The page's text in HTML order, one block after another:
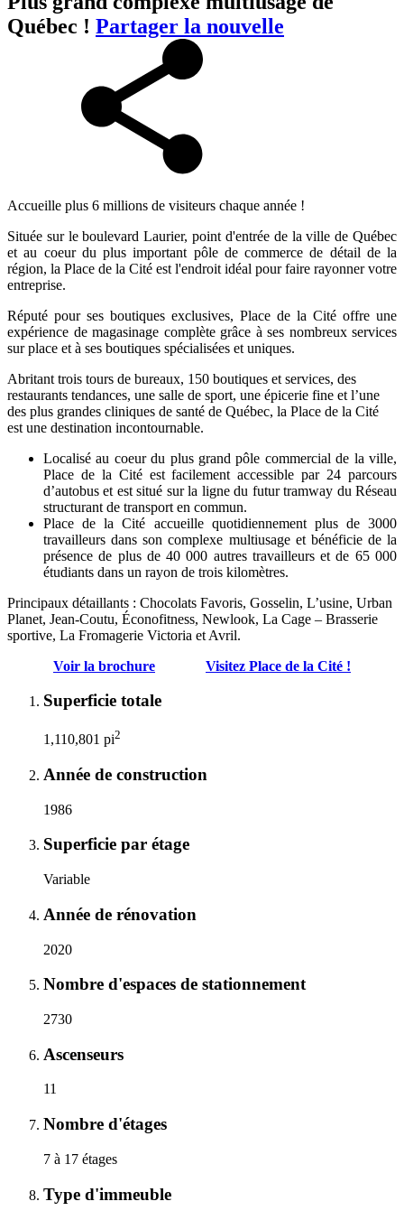
Québec ! Partager la nouvelle
Accueille plus 6 millions de visiteurs chaque année !
Située sur le boulevard Laurier, point d'entrée de la ville de Québec
et au coeur du plus important pôle de commerce de détail de la
région, la Place de la Cité est l'endroit idéal pour faire rayonner votre
entreprise.
Réputé pour ses boutiques exclusives, Place de la Cité offre une
expérience de magasinage complète grâce à ses nombreux services
sur place et à ses boutiques spécialisées et uniques.
Abritant trois tours de bureaux, 150 boutiques et services, des
restaurants tendances, une salle de sport, une épicerie fine et l’une
des plus grandes cliniques de santé de Québec, la Place de la Cité
est une destination incontournable.
Localisé au coeur du plus grand pôle commercial de la ville,
Place de la Cité est facilement accessible par 24 parcours
d’autobus et est situé sur la ligne du futur tramway du Réseau
structurant de transport en commun.
Place de la Cité accueille quotidiennement plus de 3000
travailleurs dans son complexe multiusage et bénéficie de la
présence de plus de 40 000 autres travailleurs et de 65 000
étudiants dans un rayon de trois kilomètres.
Principaux détaillants : Chocolats Favoris, Gosselin, L’usine, Urban
Planet, Jean-Coutu, Éconofitness, Newlook, La Cage – Brasserie
sportive, La Fromagerie Victoria et Avril.
Voir la brochure
Visitez Place de la Cité !
Superficie totale
1,110,801 pi2
Année de construction
1986
Superficie par étage
Variable
Année de rénovation
2020
Nombre d'espaces de stationnement
2730
Ascenseurs
11
Nombre d'étages
7 à 17 étages
Type d'immeuble